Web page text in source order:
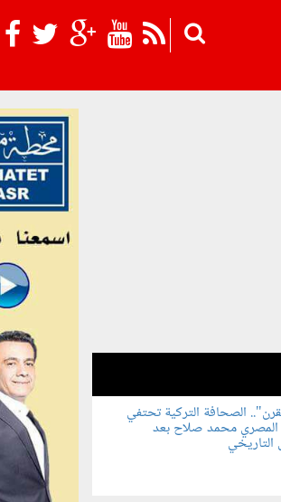
الصحافة التركية تحتفي
المصري محمد صلاح بعد
التاريخي